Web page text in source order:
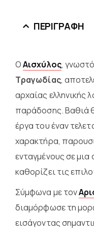
ΠΕΡΙΓΡΑΦΉ
ΟΑισχύλος,
Τραγωδίας,
αρχαίας ελληνικής
παράδοσης. Βαθιά
έργα του έναν
χαρακτήρα,
ενταγμένους σε
καθορίζει τις
Σύμφωνα με τον
διαμόρφωσε τη
εισάγοντας